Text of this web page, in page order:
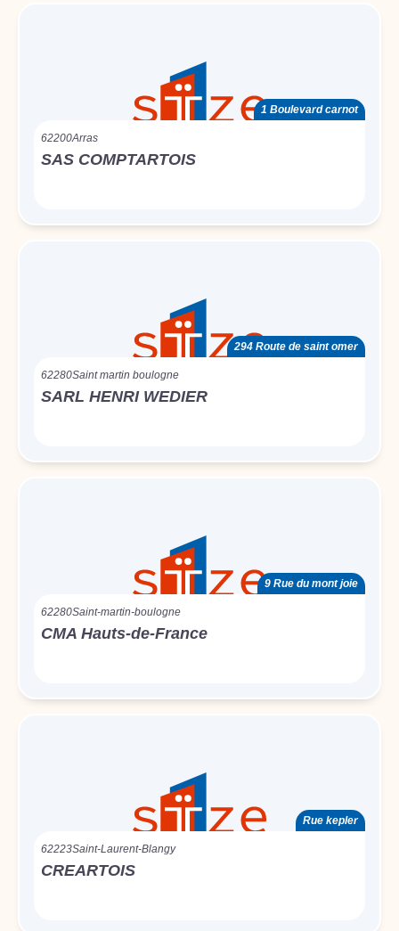
1 Boulevard carnot
62200Arras
SAS COMPTARTOIS
294 Route de saint omer
62280Saint martin boulogne
SARL HENRI WEDIER
9 Rue du mont joie
62280Saint-martin-boulogne
CMA Hauts-de-France
Rue kepler
62223Saint-Laurent-Blangy
CREARTOIS